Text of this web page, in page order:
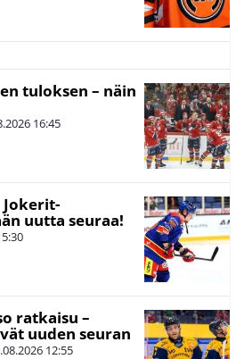
tuloksen – näin
16:45
Jokerit-
uutta seuraa!
ratkaisu –
uuden seuran
12:55